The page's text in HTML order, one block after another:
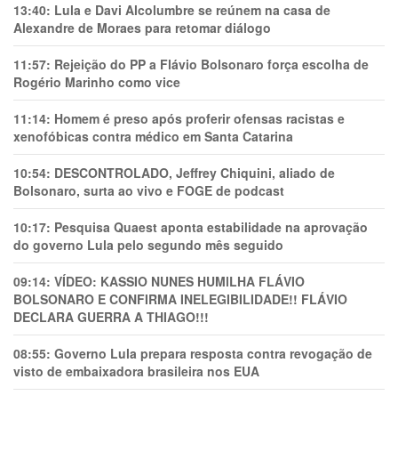
13:40: Lula e Davi Alcolumbre se reúnem na casa de
Alexandre de Moraes para retomar diálogo
11:57: Rejeição do PP a Flávio Bolsonaro força escolha de
Rogério Marinho como vice
11:14: Homem é preso após proferir ofensas racistas e
xenofóbicas contra médico em Santa Catarina
10:54: DESCONTROLADO, Jeffrey Chiquini, aliado de
Bolsonaro, surta ao vivo e FOGE de podcast
10:17: Pesquisa Quaest aponta estabilidade na aprovação
do governo Lula pelo segundo mês seguido
09:14: VÍDEO: KASSIO NUNES HUMlLHA FLÁVIO
BOLSONARO E CONFIRMA INELEGIBILIDADE!! FLÁVIO
DECLARA GUERRA A THIAGO!!!
08:55: Governo Lula prepara resposta contra revogação de
visto de embaixadora brasileira nos EUA